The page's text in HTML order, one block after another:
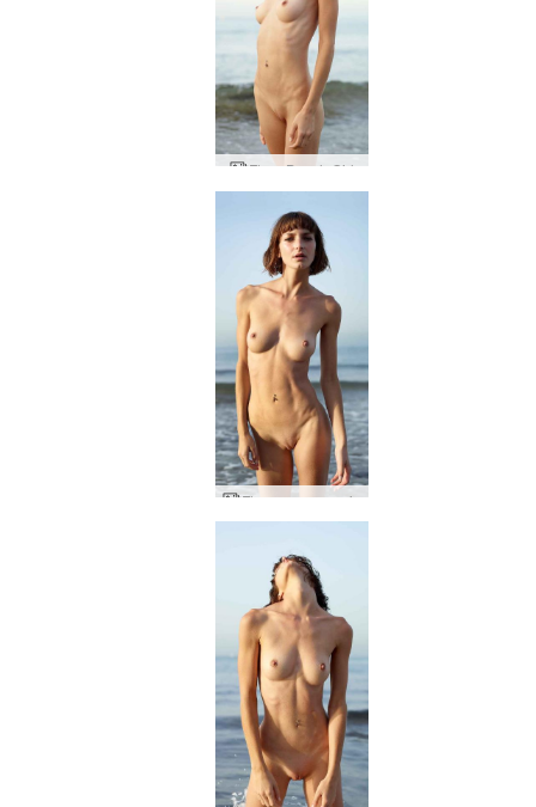
Flora Beach Girl
Flora nua na praia